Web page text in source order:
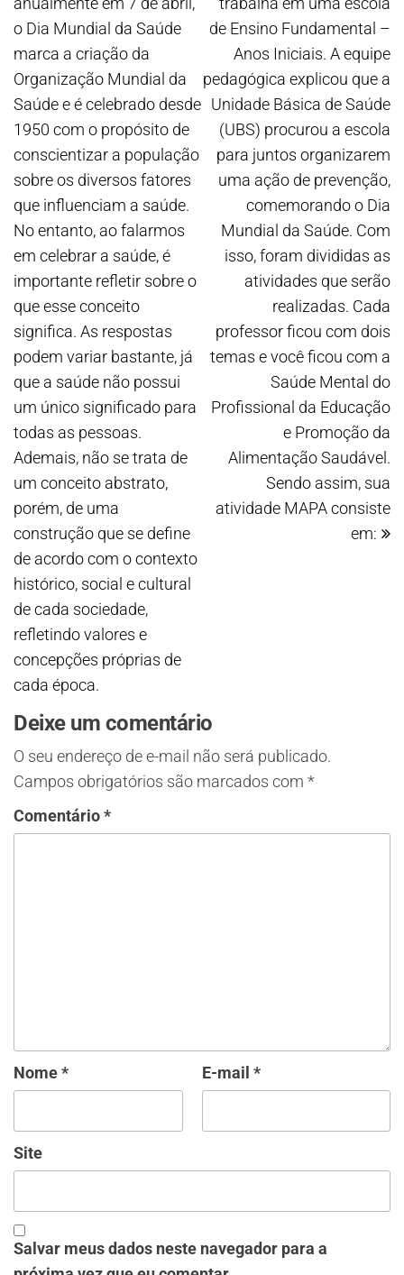
o Dia Mundial da Saúde
marca a criação da
Organização Mundial da
Saúde e é celebrado desde
1950 com o propósito de
conscientizar a população
sobre os diversos fatores
que influenciam a saúde.
No entanto, ao falarmos
em celebrar a saúde, é
importante refletir sobre o
que esse conceito
significa. As respostas
podem variar bastante, já
que a saúde não possui
um único significado para
todas as pessoas.
Ademais, não se trata de
um conceito abstrato,
porém, de uma
construção que se define
de acordo com o contexto
histórico, social e cultural
de cada sociedade,
refletindo valores e
concepções próprias de
cada época.
de Ensino Fundamental –
Anos Iniciais. A equipe
pedagógica explicou que a
Unidade Básica de Saúde
(UBS) procurou a escola
para juntos organizarem
uma ação de prevenção,
comemorando o Dia
Mundial da Saúde. Com
isso, foram divididas as
atividades que serão
realizadas. Cada
professor ficou com dois
temas e você ficou com a
Saúde Mental do
Profissional da Educação
e Promoção da
Alimentação Saudável.
Sendo assim, sua
atividade MAPA consiste
em:
Deixe um comentário
O seu endereço de e-mail não será publicado.
Campos obrigatórios são marcados com *
Comentário*
Nome* E-mail *
Site
Salvar meus dados neste navegador para a